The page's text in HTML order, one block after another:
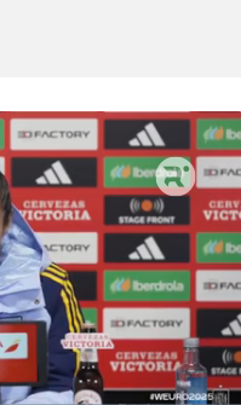
puedes
de control